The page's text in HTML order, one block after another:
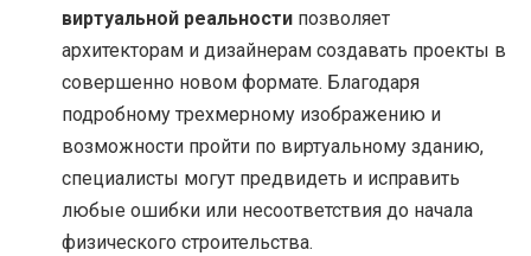
виртуальной реальности позволяет
архитекторам и дизайнерам создавать проекты в
совершенно новом формате. Благодаря
подробному трехмерному изображению и
возможности пройти по виртуальному зданию,
специалисты могут предвидеть и исправить
любые ошибки или несоответствия до начала
физического строительства.